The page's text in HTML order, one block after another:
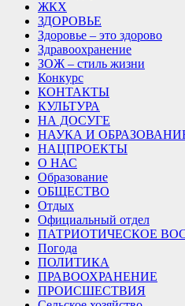
ЖКХ
ЗДОРОВЬЕ
Здоровье – это здорово
Здравоохранение
ЗОЖ – стиль жизни
Конкурс
КОНТАКТЫ
КУЛЬТУРА
НА ДОСУГЕ
НАУКА И
НАЦПРОЕКТЫ
О НАС
Образование
ОБЩЕСТВО
Отдых
Официальный отдел
ПАТРИОТИЧЕСКОЕ
Погода
ПОЛИТИКА
ПРАВООХРАНЕНИЕ
ПРОИСШЕСТВИЯ